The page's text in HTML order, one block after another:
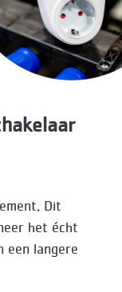
Dit
het écht
een langere